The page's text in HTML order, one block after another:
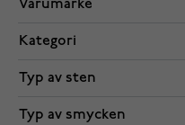
Varumärke
Kategori
Typ av sten
Typ av smycken